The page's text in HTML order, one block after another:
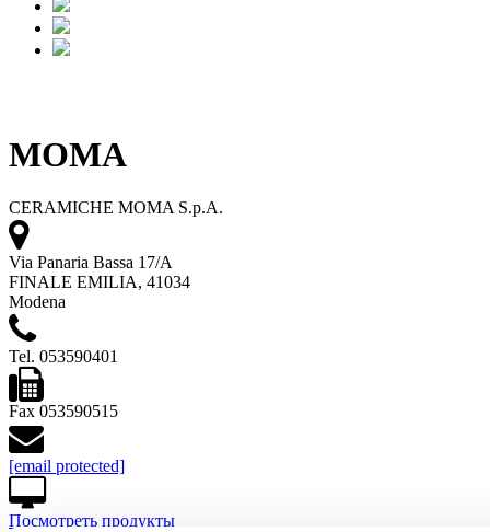
MOMA
CERAMICHE MOMA S.p.A.
Via Panaria Bassa 17/A
FINALE EMILIA, 41034
Modena
Tel. 053590401
Fax 053590515
[email protected]
Посмотреть продукты